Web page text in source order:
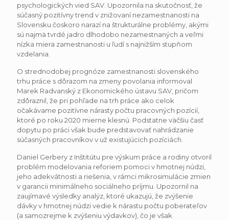
psychologických vied SAV. Upozornila na skutočnosť, že
súčasný pozitívny trend v znižovaní nezamestnanosti na
Slovensku čoskoro narazí na štrukturálne problémy, akými
sú najmä tvrdé jadro dlhodobo nezamestnaných a veľmi
nízka miera zamestnanosti u ľudí s najnižším stupňom
vzdelania.
O strednodobej prognóze zamestnanosti slovenského
trhu práce s dôrazom na zmeny povolania informoval
Marek Radvanský z Ekonomického ústavu SAV, pričom
zdôraznil, že pri pohľade na trh práce ako celok
očakávame pozitívne nárasty počtu pracovných pozícií,
ktoré po roku 2020 mierne klesnú. Podstatne väčšiu časť
dopytu po práci však bude predstavovať nahrádzanie
súčasných pracovníkov v už existujúcich pozíciách.
Daniel Gerbery z Inštitútu pre výskum práce a rodiny otvoril
problém modelovania reforiem pomoci v hmotnej núdzi,
jeho adekvátnosti a riešenia, v rámci mikrosimulácie zmien
v garancii minimálneho sociálneho príjmu. Upozornil na
zaujímavé výsledky analýz, ktoré ukazujú, že zvýšenie
dávky v hmotnej núdzi vedie k nárastu počtu poberateľov
(a samozrejme k zvýšeniu výdavkov), čo je však